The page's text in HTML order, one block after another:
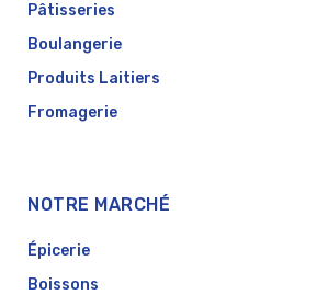
Pâtisseries
Boulangerie
Produits Laitiers
Fromagerie
NOTRE MARCHÉ
Épicerie
Boissons